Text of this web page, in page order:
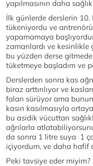
yapılmasının daha
İlk günlerde derslerin
tükeniyordu ve
yapamamaya
zamanlardı ve
bu yüzden derse
tüketmeye başladım ve
Derslerden sonra kas
biraz arttırılıyor ve
falan sürüyor ama
kasın kasılmasıyla
bu asidik vücuttan
ağrılarla
da sonra 1 litre suya 1
içiyordum, ve daha hafif
Peki tavsiye eder miyim?